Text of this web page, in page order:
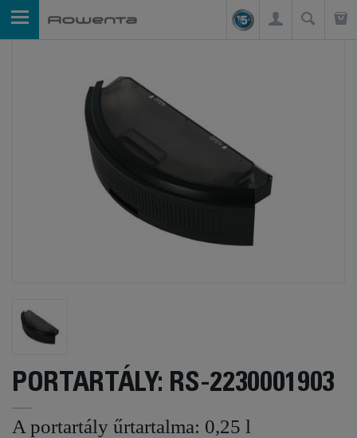
PORTARTÁLY: RS-2230001903
A portartály űrtartalma: 0,25 l